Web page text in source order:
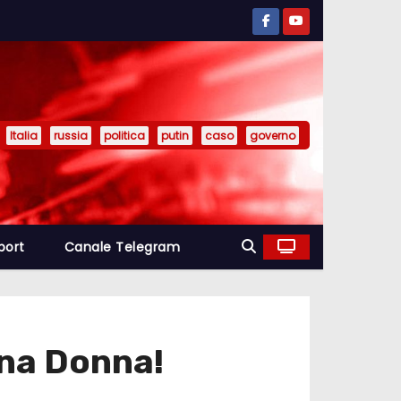
Italia russia politica putin caso governo
Canale Telegram
Donna!